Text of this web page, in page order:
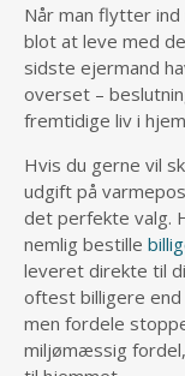
Når man flytter ind
blot at leve med
sidste ejermand
overset –
fremtidige liv i
Hvis du gerne vil
udgift på
det perfekte valg.
nemlig bestille
leveret direkte til
oftest billigere
men fordele
miljømæssig